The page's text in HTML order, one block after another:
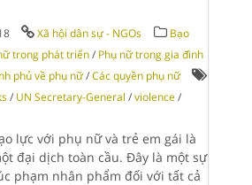
Xã hội dân sự - NGOs
Bạo
trong phát triển / Phụ nữ trong gia đình
phủ về phụ nữ /Các quyền phụ nữ
/ UN Secretary-General /violence /
lực với phụ nữ và trẻ em gái là
đại dịch toàn cầu. Đây là một sự
phạm nhân phẩm đối với tất cả